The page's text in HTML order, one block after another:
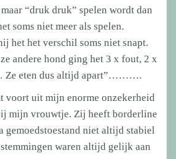
“druk druk” spelen wordt dan
soms niet meer als spelen.
het het verschil soms niet snapt.
andere hond ging het 3 x fout, 2 x
Ze eten dus altijd apart”……….
voort uit mijn enorme onzekerheid
mijn vrouwtje. Zij heeft borderline
gemoedstoestand niet altijd stabiel
waren altijd gelijk aan